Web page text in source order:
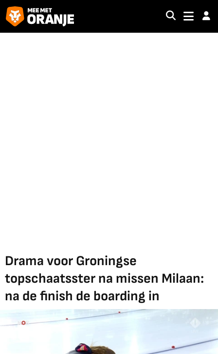
Drama voor Groningse
topschaatsster na missen Milaan:
na de finish de boarding in